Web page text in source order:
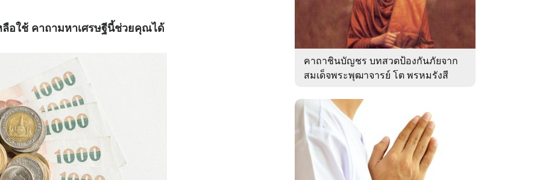
ลือใช้ คาถามหาเศรษฐีนี้ช่วยคุณได้
คาถาชินบัญชร บทสวดป้องกันภัยจาก
สมเด็จพระพุฒาจารย์ โต พรหมรังสี